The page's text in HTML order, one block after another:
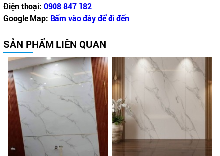
Điện thoại: 0908 847 182
Google Map: Bấm vào đây để đi đến
SẢN PHẨM LIÊN QUAN